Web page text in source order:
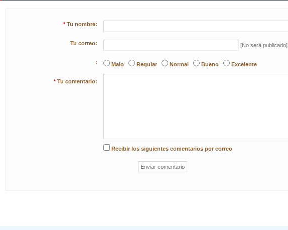
* Tu nombre:
Tu correo: [No será publicado]
: Malo Regular Normal Bueno Excelente
* Tu comentario:
Recibir los siguientes comentarios por correo